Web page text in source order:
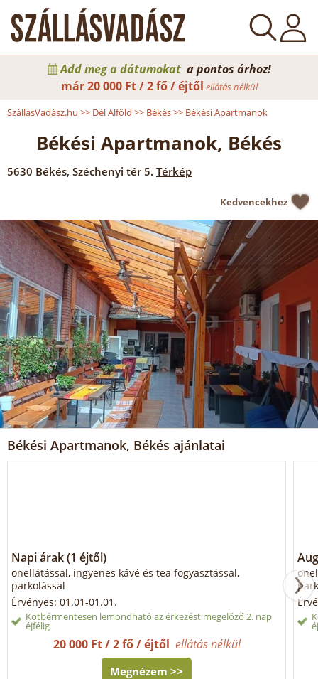
Add meg a dátumokat a pontos árhoz!
már20 000 Ft / 2 fő / éjtől ellátás nélkül
SzállásVadász.hu >> Dél Alföld >> Békés>> Békési Apartmanok
Békési Apartmanok, Békés
5630 Békés, Széchenyi tér 5. Térkép
Kedvencekhez
Békési Apartmanok, Békés ajánlatai
Napi árak (1 éjtől)
önellátással, ingyenes kávé és tea fogyasztással,
parkolással
Érvényes: 01.01-01.01.
Kötbérmentesen lemondható az érkezést megelőző 2. nap
éjfélig
20 000 Ft / 2 fő / éjtől ellátás nélkül
Megnézem >>